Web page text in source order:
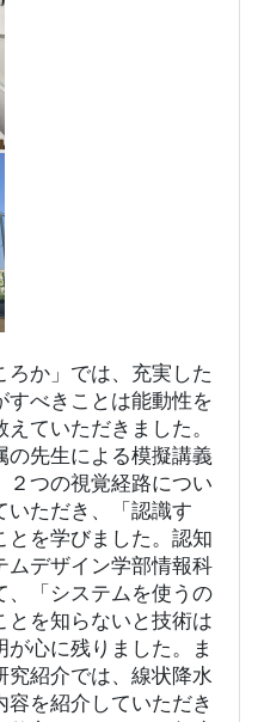
か」では、充実した
すべきことは能動性を
ていただきました。
の先生による模擬講義
２つの視覚経路につい
いただき、「認識す
を学びました。 認知
ムデザイン学部情報科
、「システムを使うの
とを知らないと技術は
心に残りました。
ま
究紹介では、線状降水
を紹介していただき